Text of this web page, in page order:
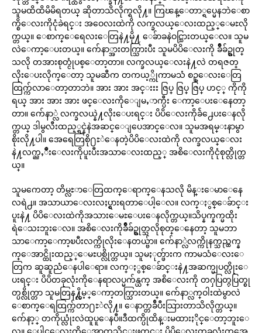
သူမထိထိမိမိရတယ္ ဆိုတာသိလိုက္ရလို႔။ ကြၽန္ေတာ္ရပ္မေနဘဲေစာ
က္စိေလးကိုငုံခဲရင္း အဝေလးထဲကို လက္ခလယ္ေလးထည့္ေမႊလို
က္တယ္။ ေစာက္ေရေလးေတြနဲ႔မို႔ ေခ်ာခနဲဝင္သြားတယ္ေလ။ သူမ
လဲေကာ့ေပးတယ္။ က်ေနာ္အားတက္သြားပီး သူမပိပိေလးကို ခ်ိဳခ်ဥ္စုတ္
သလို တအားစုတ္ငုံပစ္ေတာ့တာ။ လက္ခလယ္ေလးနဲ႔လဲ တရဇတ္
လိုးေပးလိုက္ေတာ့ သူမဆီက တကယ့္ကိုကာမသံ စဥ္ေလးေတြ
ထြက္က်လာေတာ့တာဘဲ။ အား အား အင္းးး ဇြပ္ ဇြပ္ ဇြပ္ ဟင့္ ကိုကို
ရယ္ အား အား အား ဖင္ေလးကိုေျမႇာက္ပီး ေကာ့ေပးေနေတာ့
တာ။ က်ေနာ္လဲ လက္ခလယ္နဲ႔လိုးေပးရင္း ပိပိေလးကိုခ်ဲ႕ေပးေနလို
က္တယ္ ဒါမွလီးထည့္ရင္နဲနဲအဆင္ေျပေအာင္ေလ။ သူမအရမ္းနာမွာ
စိုးလို႔ပါ။ အေရေတြစို႐ႊဲေနတဲ့ပိပိေလးထဲကို လက္ခလယ္ေလး
နဲ႔လက္ညႇိဳးေလးကိုပူးပီးအသာေလးထည့္ အစိေလးကိုငုံစုတ္လိုက္တ
ယ္။
သူမကေတာ့ တိမ္လႊာေတြထက္ေရာက္ေနသလို မိန္းေမာေနေ
လရဲ႕။ အသာယာေလးလႈပ္ရွားရတာေပါ့ေလ။ လက္ႏွစ္ေခ်ာင္း
ပူးနဲ႔ ပိပိေလးထဲကိုအသားေမႊေပးေနလိုက္တယ္။သိပ္နက္နက္မထိုး
ရဲေသးဘူးေလ။ အစိေလးကိုခ်ိဳခ်ဥ္စုတ္သလိုစုတ္ေနေတာ့ သူမဘာ
သာေကာ့ေကာ့ၿပီးလက္ကိုလိုးေနတယ္ဗ်ာ။ က်ေနာ္လဲလက္ကိုနက္သည္ထက္န
က္ေအာင္ထိုးထည့္ေမႊပစ္လိုက္တယ္။ သူမႏုတ္ဖ်ားက ကာမသံေလးေ
တြက ဆူဆူညံေနပါေရာ။ လက္ႏွစ္ေခ်ာင္းနဲ႔အဆက္မျပတ္လိုးေ
ပးရင္း ပိပိတခုလုံးကိုေနရာလပ္မက်န္ယက္ အစိေလးကို တႁပြတ္ႁပြတ္စု
တ္ပစ္လိုက္တာ သူမတြန႔္လိမ့္ေကာ့တက္သြားတယ္။ က်ေနာ္လက္ဝါးထဲမွာလဲ
ေစာက္ေရထြက္က်တာ႐ႊဲလို႔။ ေနာက္တခ်ီပီးသြားတာသိလိုက္တယ္။
က်ေနာ့္ တကိုယ္လုံးလဲထူပူေနပီ။ဒီထက္ပိုထိန္းမထားႏိုင္ေတာ့ဘူးေ